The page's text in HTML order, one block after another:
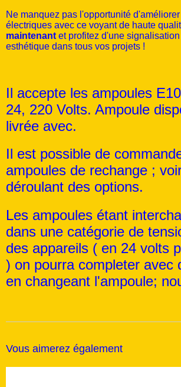
Ne manquez pas l'opportunité
électriques avec ce voyant de haute
maintenant et profitez d'une
esthétique dans tous vos projets !
Il accepte les ampoules
24, 220 Volts. Ampoule
livrée avec.
Il est possible de
ampoules de rechange ;
déroulant des options.
Les ampoules étant
dans une catégorie de
des appareils ( en 24 volts
) on pourra completer avec
en changeant l'ampoule;
Vous aimerez également